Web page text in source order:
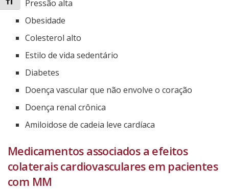
Pressão alta
Obesidade
Colesterol alto
Estilo de vida sedentário
Diabetes
Doença vascular que não envolve o coração
Doença renal crônica
Amiloidose de cadeia leve cardíaca
Medicamentos associados a efeitos
colaterais cardiovasculares em pacientes
com MM